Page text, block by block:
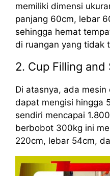
memiliki dimensi
panjang 60cm, lebar
sehingga hemat
di ruangan yang tidak
2. Cup Filling and
Di atasnya, ada mesin
dapat mengisi hingga
sendiri mencapai
berbobot 300kg ini
220cm, lebar 54cm,